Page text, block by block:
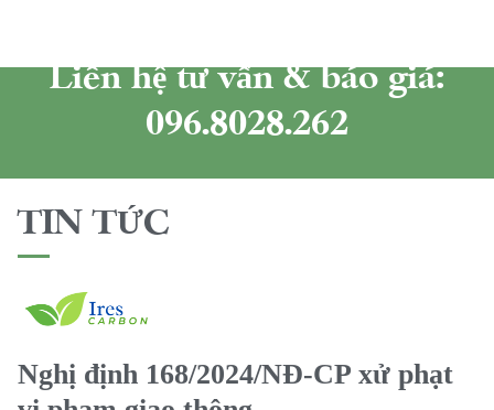
Liên hệ tư vấn & báo giá:
096.8028.262
TIN TỨC
Nghị định 168/2024/NĐ-CP xử phạt